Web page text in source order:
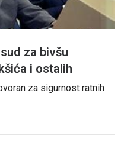
za bivšu
i ostalih
za sigurnost ratnih